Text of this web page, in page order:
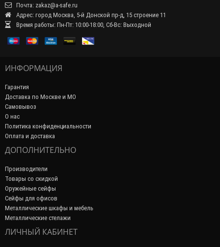
Почта: zakaz@a-safe.ru
Адрес: город Москва, 5-й Донской пр-д, 15 строение 11
Время работы: Пн-Пт: 10:00-18:00, Сб-Вс: Выходной
ИНФОРМАЦИЯ
Гарантия
Доставка по Москве и МО
Самовывоз
О нас
Политика конфиденциальности
Оплата и доставка
ДОПОЛНИТЕЛЬНО
Производители
Товары со скидкой
Оружейные сейфы
Сейфы для офисов
Металлические шкафы и мебель
Металлические стелажи
ЛИЧНЫЙ КАБИНЕТ